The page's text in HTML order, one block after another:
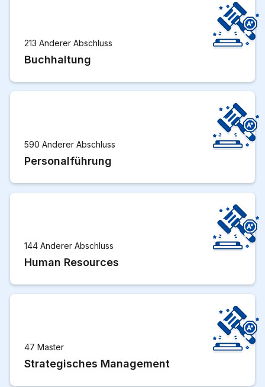
213 Anderer Abschluss
Buchhaltung
590 Anderer Abschluss
Personalführung
144 Anderer Abschluss
Human Resources
47 Master
Strategisches Management